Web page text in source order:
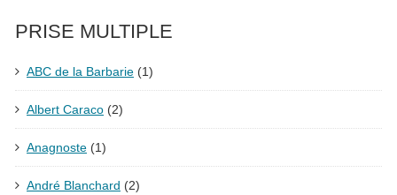
PRISE MULTIPLE
ABC de la Barbarie (1)
Albert Caraco (2)
Anagnoste (1)
André Blanchard (2)